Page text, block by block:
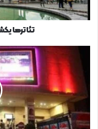
تئاترها
سینمای
میلیارد
گذشت